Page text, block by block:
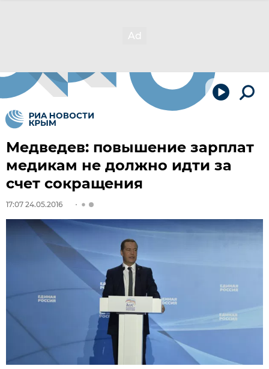
Медведев: повышение зарплат
медикам не должно идти за
счет сокращения
17:07 24.05.2016